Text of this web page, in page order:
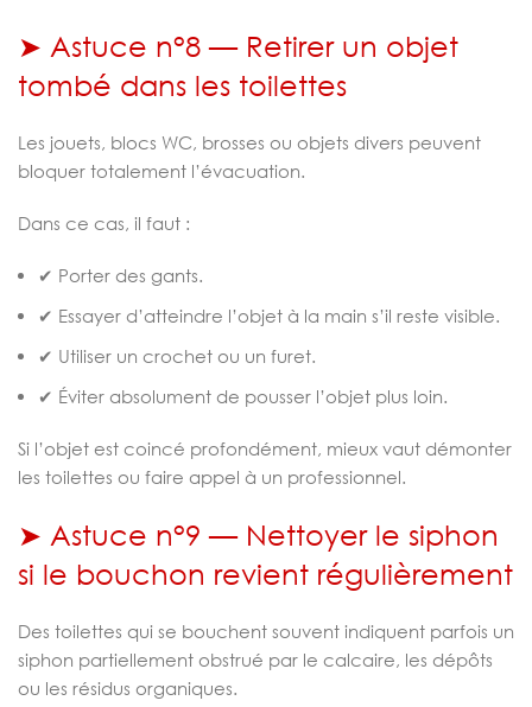
➤ Astuce n°8 — Retirer un objet
tombé dans les toilettes
Les jouets, blocs WC, brosses ou objets divers peuvent
bloquer totalement l’évacuation.
Dans ce cas, il faut :
✔ Porter des gants.
✔ Essayer d’atteindre l’objet à la main s’il reste visible.
✔ Utiliser un crochet ou un furet.
✔ Éviter absolument de pousser l’objet plus loin.
Si l’objet est coincé profondément, mieux vaut démonter
les toilettes ou faire appel à un professionnel.
➤ Astuce n°9 — Nettoyer le siphon
si le bouchon revient régulièrement
Des toilettes qui se bouchent souvent indiquent parfois un
siphon partiellement obstrué par le calcaire, les dépôts
ou les résidus organiques.